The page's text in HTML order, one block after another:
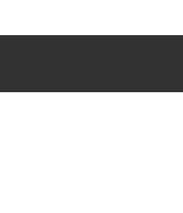
arboré
travaux,